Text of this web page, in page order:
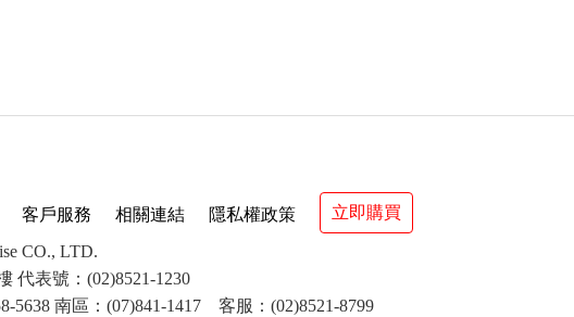
客戶服務 相關連結 隱私權政策 立即購買
CO., LTD.
代表號：(02)8521-1230
5638 南區：(07)841-1417 客服：(02)8521-8799